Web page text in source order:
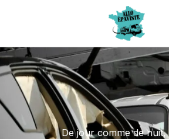
De jour comme de nuit,